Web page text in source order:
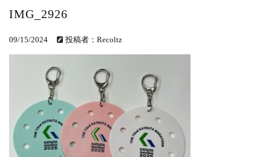
events
2025.10.1
2026.6.23
BIB-IT.招待選手大募集！！2026...
events
2026.3.26
BIB-IT.のZERO WASTE...
events
2026.2.2
仙台国際ハーフマラソン2026 大会オリ...
IMG_2926
09/15/2024 投稿者：Recoltz